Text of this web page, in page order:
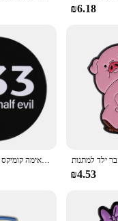
Set yourself apart
₪6.18
כפתור סיכה tinplate מותאם אישית כיף כתוב מילים אימה העין-כדור-פופ אימה קומיקס brooches קריקטורה צווארון תג תכשיטי מתנות
₪4.53